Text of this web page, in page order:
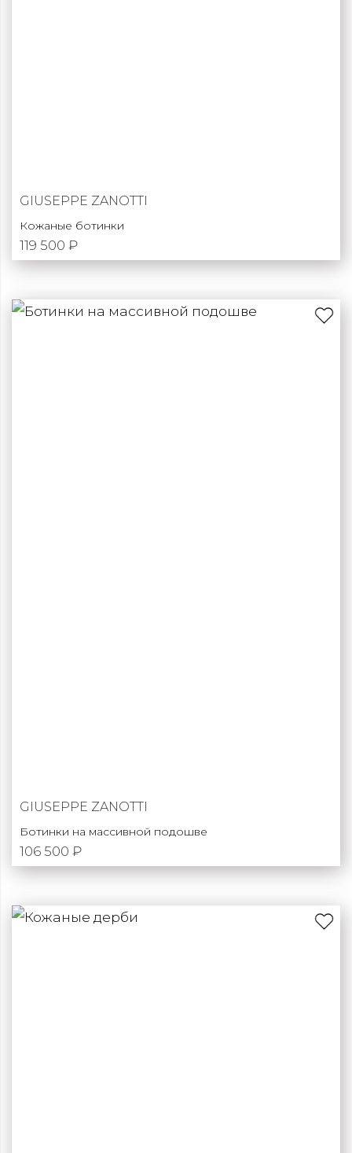
GIUSEPPE ZANOTTI
Кожаные ботинки
119 500 ₽
GIUSEPPE ZANOTTI
Ботинки на массивной подошве
106 500 ₽